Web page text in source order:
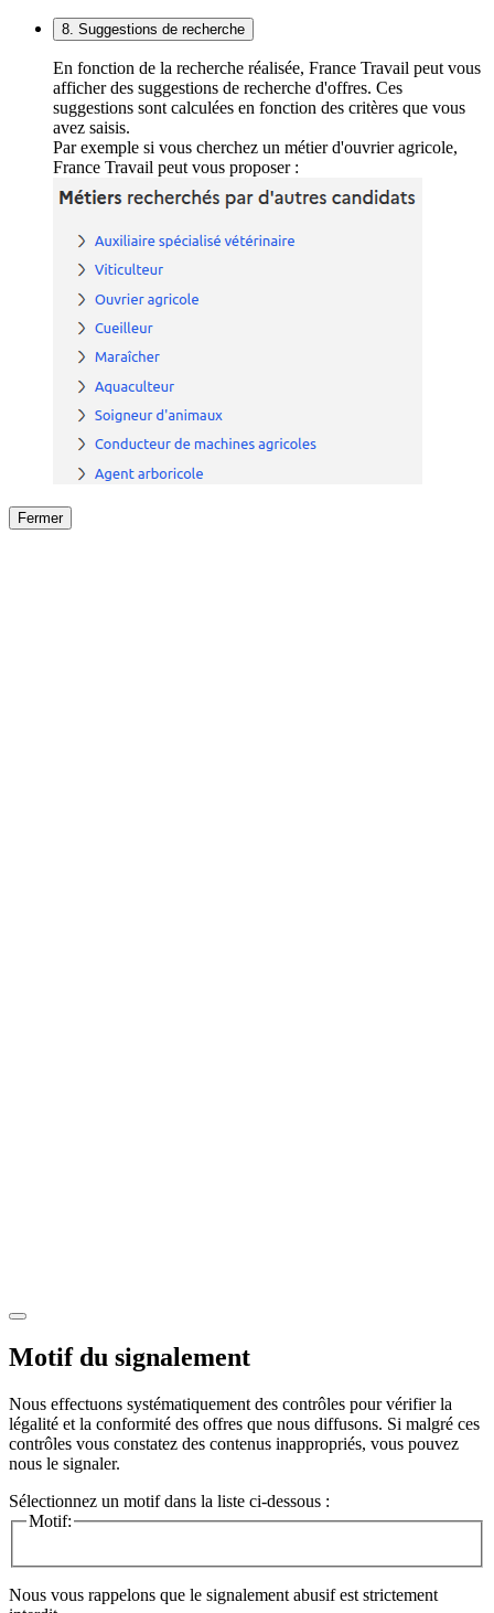
8. Suggestions de recherche
En fonction de la recherche réalisée, France Travail peut vous
afficher des suggestions de recherche d'offres. Ces
suggestions sont calculées en fonction des critères que vous
avez saisis.
Par exemple si vous cherchez un métier d'ouvrier agricole,
France Travail peut vous proposer :
Fermer
Motif du signalement
Nous effectuons systématiquement des contrôles pour vérifier la
légalité et la conformité des offres que nous diffusons. Si malgré ces
contrôles vous constatez des contenus inappropriés, vous pouvez
nous le signaler.
Sélectionnez un motif dans la liste ci-dessous :
Motif:
Nous vous rappelons que le signalement abusif est strictement